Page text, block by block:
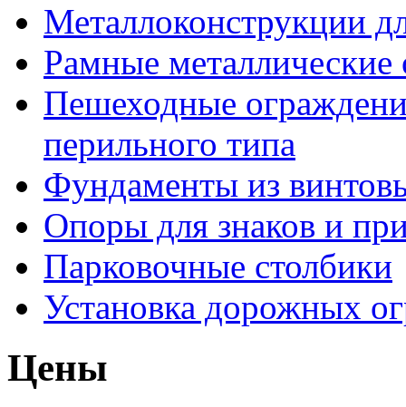
Металлоконструкции
Рамные
Пешеходные
перильного типа
Фундаменты из
Опоры для знаков и
Парковочные столбики
Установка дорожных
Цены